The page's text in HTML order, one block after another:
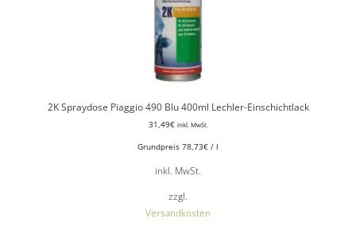
2K Spraydose Piaggio 490 Blu 400ml Lechler-Einschichtlack
31,49€ inkl. MwSt.
Grundpreis 78,73€ / l
inkl. MwSt.
zzgl.
Versandkosten